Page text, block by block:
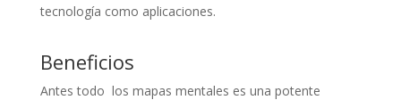
tecnología como aplicaciones.
Beneficios
Antes todo los mapas mentales es una potente